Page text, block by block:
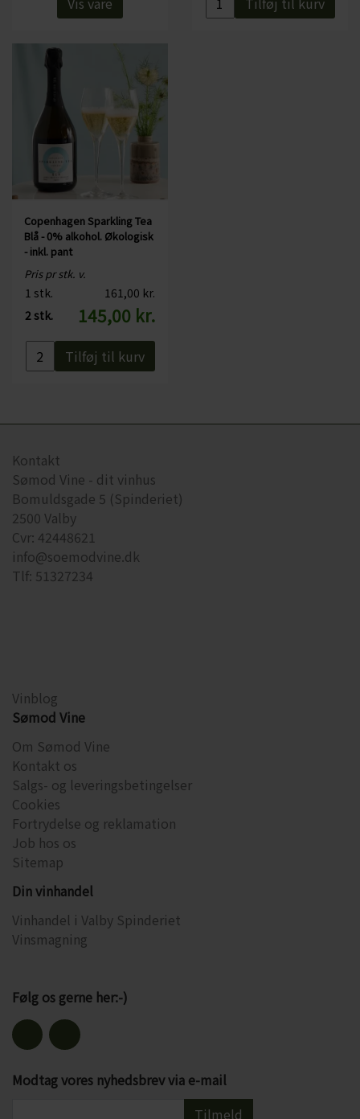
Copenhagen Sparkling Tea
Blå - 0% alkohol. Økologisk
- inkl. pant
Pris pr stk. v.
1 stk.
161,00 kr.
2 stk.
145,00 kr.
Tilføj til kurv
Kontakt
Sømod Vine - dit vinhus
Bomuldsgade 5 (Spinderiet)
2500 Valby
Cvr: 42448621
info@soemodvine.dk
Tlf: 51327234
Vinblog
Sømod Vine
Om Sømod Vine
Kontakt os
Salgs- og leveringsbetingelser
Cookies
Fortrydelse og reklamation
Job hos os
Sitemap
Din vinhandel
Vinhandel i Valby Spinderiet
Vinsmagning
Følg os gerne her:-)
Modtag vores nyhedsbrev via e-mail
Tilmeld